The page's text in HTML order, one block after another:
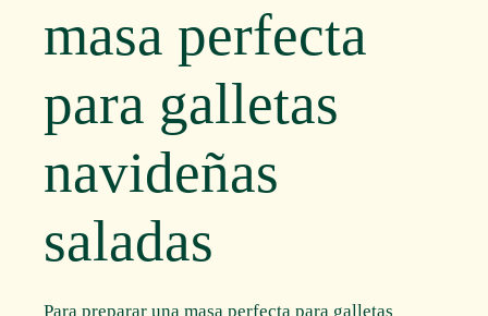
masa perfecta
para galletas
navideñas
saladas
Para preparar una masa perfecta para galletas